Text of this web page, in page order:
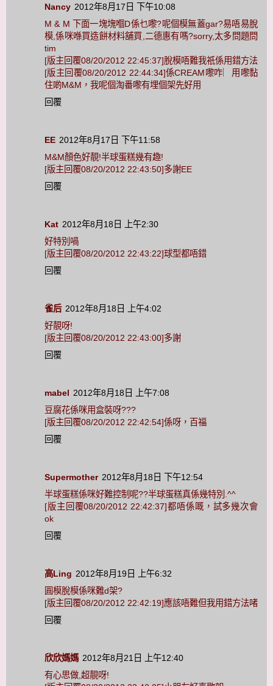
Nancy 2012年8月17日 下午10:08
M & M 下面一塊塊嗰D係乜嚟?呢個模無蓋gar?易唔易脫
模,係咪喺買造餅材料舖買,二德惠有嗎?sorry,太多問題問
tim
[版主回覆08/20/2012 22:45:37]脫模唔難我祇係用錯方法
[版主回覆08/20/2012 22:44:34]係CREAM嚟咋︳用嚟黏
住啲M&M，我呢個淘番嚟有埋個架先好用
回覆
EE 2012年8月17日 下午11:58
M&M顏色好靚!半球蛋糕幾有趣!
[版主回覆08/20/2012 22:43:50]多謝EE
回覆
Kat 2012年8月18日 上午2:30
好特別喎
[版主回覆08/20/2012 22:43:22]球型都唔錯
回覆
雀后 2012年8月18日 上午4:02
好靚呀!
[版主回覆08/20/2012 22:43:00]多謝
回覆
mabel 2012年8月18日 上午7:08
豆腐花係咪用盒裝呀???
[版主回覆08/20/2012 22:42:54]係呀，百福
回覆
Supermother 2012年8月18日 下午12:54
半球蛋糕係咪好難控制呢??半球蛋糕真係幾特別.^^
[版主回覆08/20/2012 22:42:37]都唔係嘅，試多幾次會
ok
回覆
高Ling 2012年8月19日 上午6:32
圓模脫模係咪難d架?
[版主回覆08/20/2012 22:42:19]應該唔難但我用錯方法啫
回覆
欣欣媽媽 2012年8月21日 上午12:40
有心思做,超靚呀!